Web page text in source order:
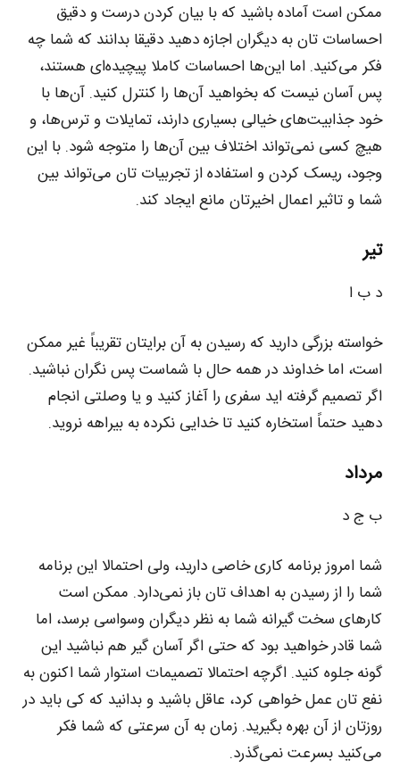
ممکن است آماده باشید که با بیان کردن درست و دقیق
احساسات تان به دیگران اجازه دهید دقیقا بدانند که شما چه
فکر می‌کنید. اما این‌ها احساسات کاملا پیچیده‌ای هستند،
پس آسان نیست که بخواهید آن‌ها را کنترل کنید. آن‌ها با
خود جذابیت‌های خیالی بسیاری دارند، تمایلات و ترس‌ها، و
هیچ کسی نمی‌تواند اختلاف بین آن‌ها را متوجه شود. با این
وجود، ریسک کردن و استفاده از تجربیات تان می‌تواند بین
شما و تاثیر اعمال اخیرتان مانع ایجاد کند.
تیر
د ب ا
خواسته بزرگی دارید که رسیدن به آن برایتان تقریباً غیر ممکن
است، اما خداوند در همه حال با شماست پس نگران نباشید.
اگر تصمیم گرفته اید سفری را آغاز کنید و یا وصلتی انجام
دهید حتماً استخاره کنید تا خدایی نکرده به بیراهه نروید.
مرداد
ب ج د
شما امروز برنامه کاری خاصی دارید، ولی احتمالا این برنامه
شما را از رسیدن به اهداف تان باز نمی‌دارد. ممکن است
کار‌های سخت گیرانه شما به نظر دیگران وسواسی برسد، اما
شما قادر خواهید بود که حتی اگر آسان گیر هم نباشید این
گونه جلوه کنید. اگرچه احتمالا تصمیمات استوار شما اکنون به
نفع تان عمل خواهى کرد، عاقل باشید و بدانید که کی باید در
روزتان از آن بهره بگیرید. زمان به آن سرعتی که شما فکر
می‌کنید بسرعت نمی‌گذرد.